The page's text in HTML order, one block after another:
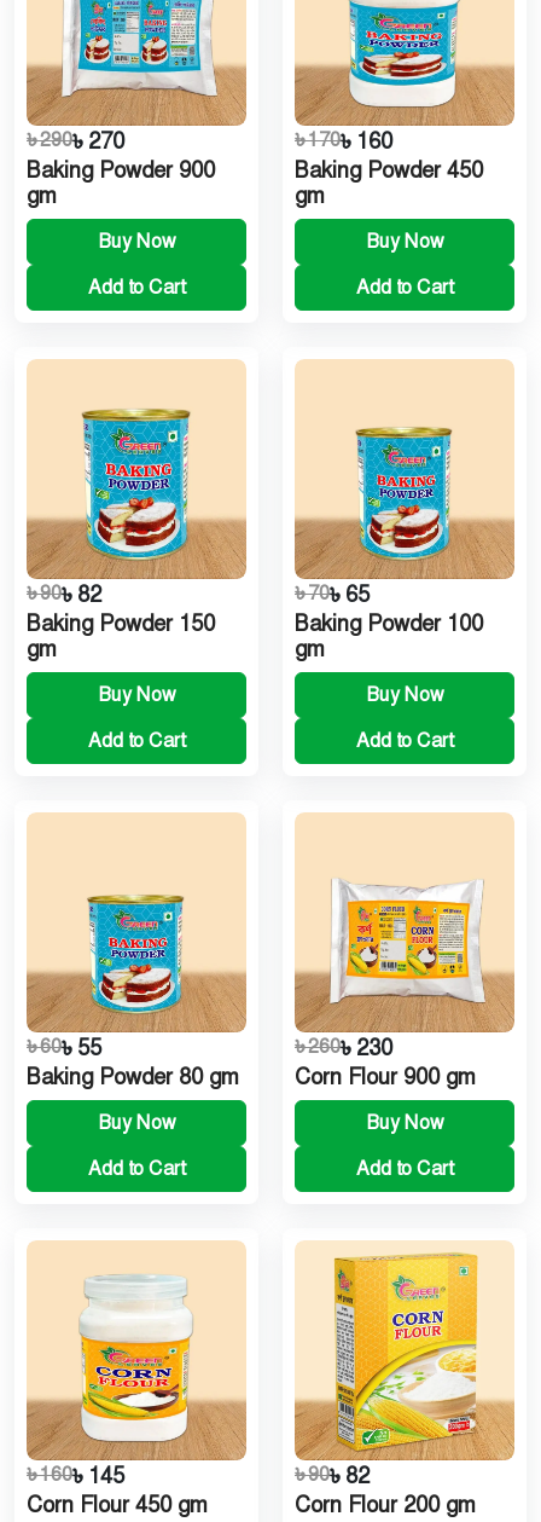
৳ 290৳ 270
Baking Powder 900
gm
Buy Now
Add to Cart
৳ 170৳ 160
Baking Powder 450
gm
Buy Now
Add to Cart
৳ 90৳ 82
Baking Powder 150
gm
Buy Now
Add to Cart
৳ 70৳ 65
Baking Powder 100
gm
Buy Now
Add to Cart
৳ 60৳ 55
Baking Powder 80 gm
Buy Now
Add to Cart
৳ 260৳ 230
Corn Flour 900 gm
Buy Now
Add to Cart
৳ 160৳ 145
Corn Flour 450 gm
৳ 90৳ 82
Corn Flour 200 gm